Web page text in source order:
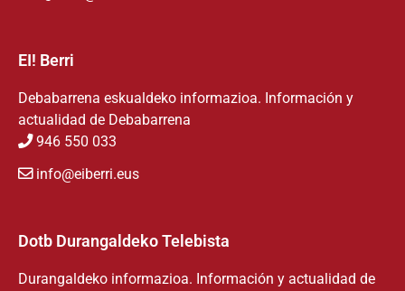
EI! Berri
Debabarrena eskualdeko informazioa. Información y
actualidad de Debabarrena
946 550 033
info@eiberri.eus
Dotb Durangaldeko Telebista
Durangaldeko informazioa. Información y actualidad de